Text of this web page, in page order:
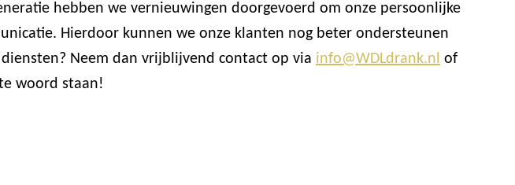
hebben we vernieuwingen doorgevoerd om onze persoonlijke
Hierdoor kunnen we onze klanten nog beter ondersteunen
Neem dan vrijblijvend contact op via info@WDLdrank.nl of
woord staan!